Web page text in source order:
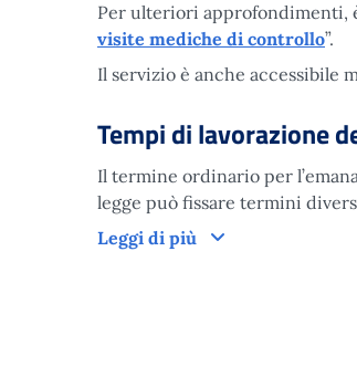
Per ulteriori approfondimenti,
visite mediche di controllo”.
Il servizio è anche accessibile
Tempi di lavorazione
Il termine ordinario per
legge può fissare termini
Leggi di più
Tempi di